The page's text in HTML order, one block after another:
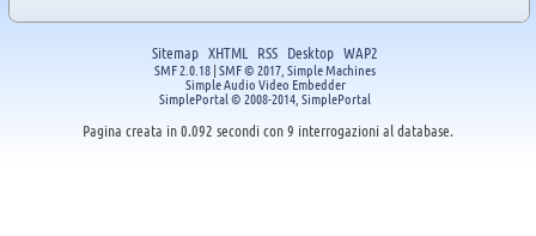
Sitemap XHTML RSS Desktop WAP2
SMF 2.0.18|SMF © 2017 Simple Machines
Simple Audio Video Embedder
SimplePortal © 2008-2014, SimplePortal
Pagina creata in 0.092 secondi con 9 interrogazioni al database.